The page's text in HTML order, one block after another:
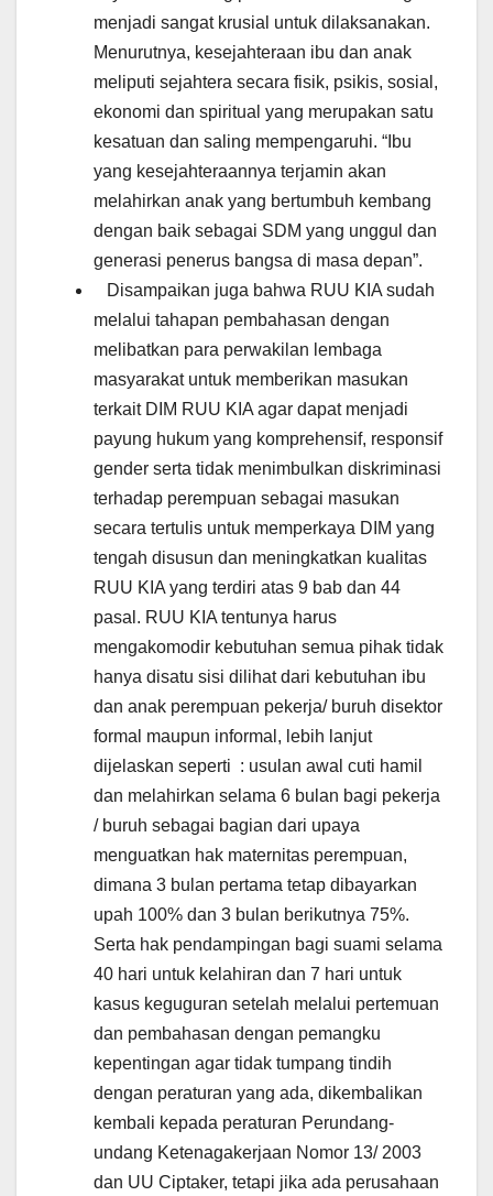
menjadi sangat krusial untuk dilaksanakan.
Menurutnya, kesejahteraan ibu dan anak
meliputi sejahtera secara fisik, psikis, sosial,
ekonomi dan spiritual yang merupakan satu
kesatuan dan saling mempengaruhi. “Ibu
yang kesejahteraannya terjamin akan
melahirkan anak yang bertumbuh kembang
dengan baik sebagai SDM yang unggul dan
generasi penerus bangsa di masa depan”.
Disampaikan juga bahwa RUU KIA sudah
melalui tahapan pembahasan dengan
melibatkan para perwakilan lembaga
masyarakat untuk memberikan masukan
terkait DIM RUU KIA agar dapat menjadi
payung hukum yang komprehensif, responsif
gender serta tidak menimbulkan diskriminasi
terhadap perempuan sebagai masukan
secara tertulis untuk memperkaya DIM yang
tengah disusun dan meningkatkan kualitas
RUU KIA yang terdiri atas 9 bab dan 44
pasal. RUU KIA tentunya harus
mengakomodir kebutuhan semua pihak tidak
hanya disatu sisi dilihat dari kebutuhan ibu
dan anak perempuan pekerja/ buruh disektor
formal maupun informal, lebih lanjut
dijelaskan seperti : usulan awal cuti hamil
dan melahirkan selama 6 bulan bagi pekerja
/ buruh sebagai bagian dari upaya
menguatkan hak maternitas perempuan,
dimana 3 bulan pertama tetap dibayarkan
upah 100% dan 3 bulan berikutnya 75%.
Serta hak pendampingan bagi suami selama
40 hari untuk kelahiran dan 7 hari untuk
kasus keguguran setelah melalui pertemuan
dan pembahasan dengan pemangku
kepentingan agar tidak tumpang tindih
dengan peraturan yang ada, dikembalikan
kembali kepada peraturan Perundang-
undang Ketenagakerjaan Nomor 13/ 2003
dan UU Ciptaker, tetapi jika ada perusahaan